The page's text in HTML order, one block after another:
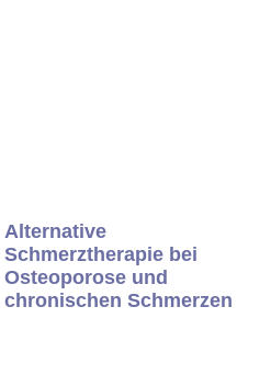
Alternative
Schmerztherapie bei
Osteoporose und
chronischen Schmerzen